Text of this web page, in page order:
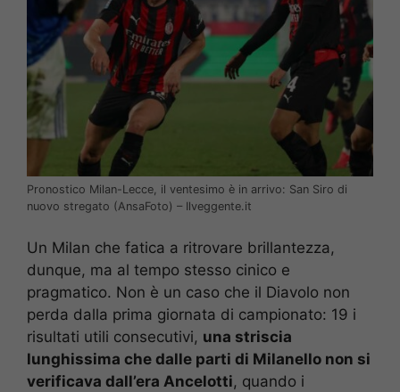
Pronostico Milan-Lecce, il ventesimo è in arrivo: San Siro di
nuovo stregato (AnsaFoto) – Ilveggente.it
Un Milan che fatica a ritrovare brillantezza,
dunque, ma al tempo stesso cinico e
pragmatico. Non è un caso che il Diavolo non
perda dalla prima giornata di campionato: 19 i
risultati utili consecutivi, una striscia
lunghissima che dalle parti di Milanello non si
verificava dall’era Ancelotti, quando i